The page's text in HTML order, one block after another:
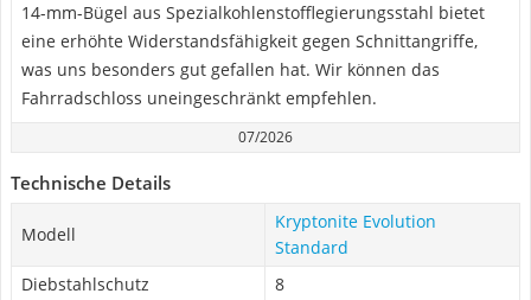
14-mm-Bügel aus Spezialkohlenstofflegierungsstahl bietet
eine erhöhte Widerstandsfähigkeit gegen Schnittangriffe,
was uns besonders gut gefallen hat. Wir können das
Fahrradschloss uneingeschränkt empfehlen.
07/2026
Technische Details
Modell
Kryptonite Evolution
Standard
Diebstahlschutz
8